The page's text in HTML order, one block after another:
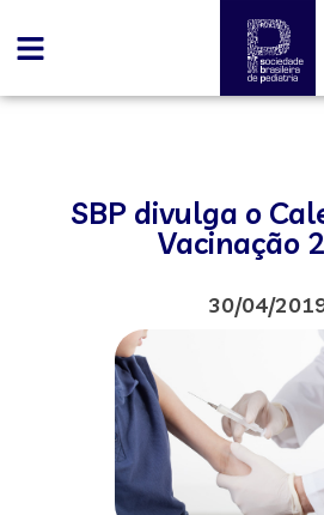
SBP divulga o
Vacinação
30/04/